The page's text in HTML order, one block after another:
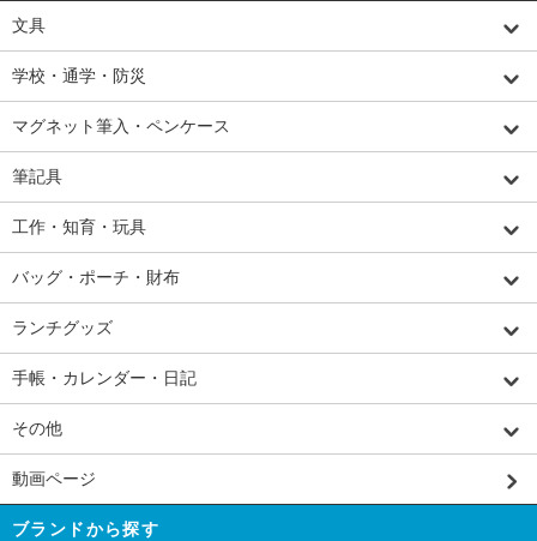
文具
学校・通学・防災
マグネット筆入・ペンケース
筆記具
工作・知育・玩具
バッグ・ポーチ・財布
ランチグッズ
手帳・カレンダー・日記
その他
動画ページ
ブランドから探す